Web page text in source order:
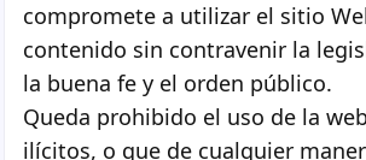
compromete a utilizar el sitio
contenido sin contravenir la
la buena fe y el orden público.
Queda prohibido el uso de la
ilícitos, o que de cualquier